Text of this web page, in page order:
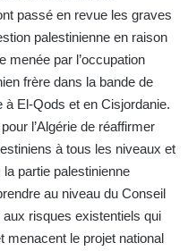
passé en revue les graves
palestinienne en raison
menée par l’occupation
frère dans la bande de
à El-Qods et en Cisjordanie.
l’Algérie de réaffirmer
à tous les niveaux et
partie palestinienne
au niveau du Conseil
risques existentiels qui
menacent le projet national